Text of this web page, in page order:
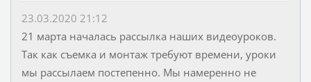
23.03.2020 21:12
21 марта началась рассылка наших видеоуроков.
Так как съемка и монтаж требуют времени, уроки
мы рассылаем постепенно. Мы намеренно не